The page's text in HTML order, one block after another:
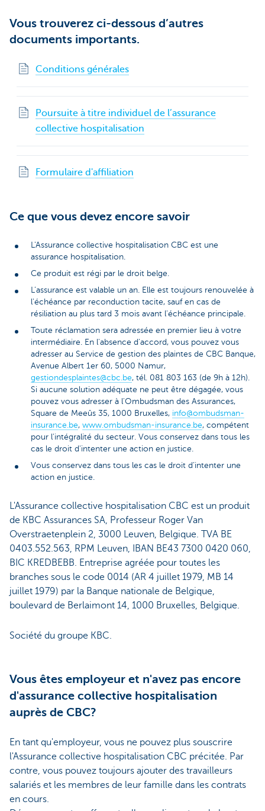
Vous trouverez ci-dessous d’autres
documents importants.
Conditions générales
Poursuite à titre individuel de l’assurance
collective hospitalisation
Formulaire d'affiliation
Ce que vous devez encore savoir
L'Assurance collective hospitalisation CBC est une
assurance hospitalisation.
Ce produit est régi par le droit belge.
L’assurance est valable un an. Elle est toujours renouvelée à
l'échéance par reconduction tacite, sauf en cas de
résiliation au plus tard 3 mois avant l'échéance principale.
Toute réclamation sera adressée en premier lieu à votre
intermédiaire. En l'absence d'accord, vous pouvez vous
adresser au Service de gestion des plaintes de CBC Banque,
Avenue Albert 1er 60, 5000 Namur,
gestiondesplaintes@cbc.be, tél. 081 803 163 (de 9h à 12h).
Si aucune solution adéquate ne peut être dégagée, vous
pouvez vous adresser à l'Ombudsman des Assurances,
Square de Meeûs 35, 1000 Bruxelles, info@ombudsman-
insurance.be, www.ombudsman-insurance.be, compétent
pour l'intégralité du secteur. Vous conservez dans tous les
cas le droit d'intenter une action en justice.
Vous conservez dans tous les cas le droit d’intenter une
action en justice.
L'Assurance collective hospitalisation CBC est un produit
de KBC Assurances SA, Professeur Roger Van
Overstraetenplein 2, 3000 Leuven, Belgique. TVA BE
0403.552.563, RPM Leuven, IBAN BE43 7300 0420 060,
BIC KREDBEBB. Entreprise agréée pour toutes les
branches sous le code 0014 (AR 4 juillet 1979, MB 14
juillet 1979) par la Banque nationale de Belgique,
boulevard de Berlaimont 14, 1000 Bruxelles, Belgique.
Société du groupe KBC.
Vous êtes employeur et n'avez pas encore
d'assurance collective hospitalisation
auprès de CBC?
En tant qu'employeur, vous ne pouvez plus souscrire
l'Assurance collective hospitalisation CBC précitée. Par
contre, vous pouvez toujours ajouter des travailleurs
salariés et les membres de leur famille dans les contrats
en cours.